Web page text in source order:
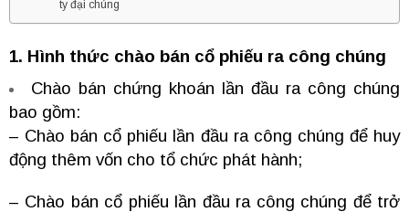
ty đại chúng
1. Hình thức chào bán cổ phiếu ra công chúng
Chào bán chứng khoán lần đầu ra công chúng
bao gồm:
– Chào bán cổ phiếu lần đầu ra công chúng để huy
động thêm vốn cho tổ chức phát hành;
– Chào bán cổ phiếu lần đầu ra công chúng để trở